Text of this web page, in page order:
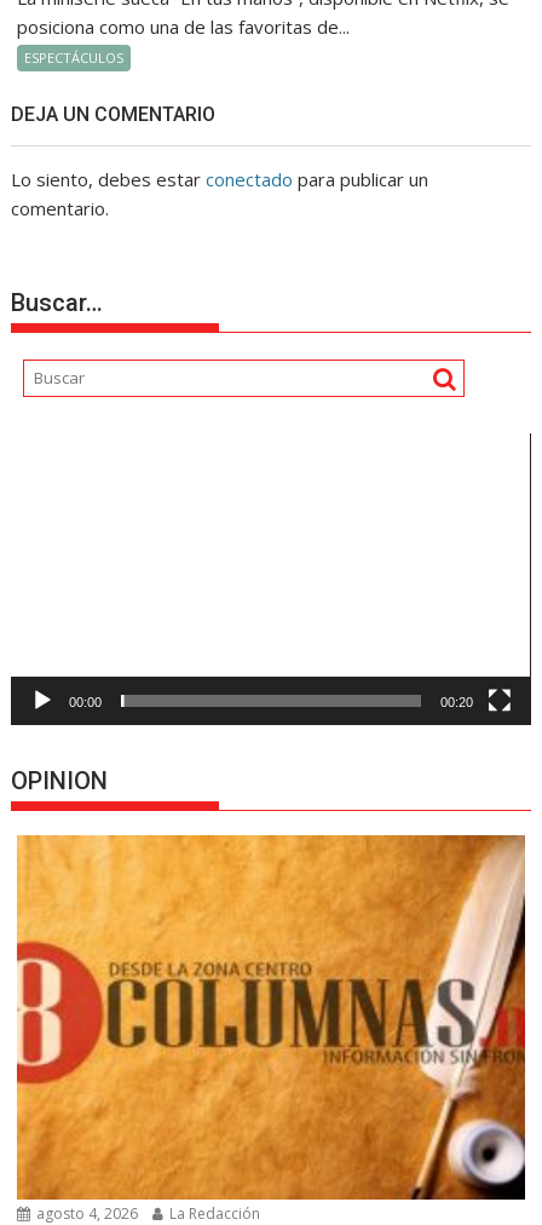
posiciona como una de las favoritas de...
ESPECTÁCULOS
DEJA UN COMENTARIO
Lo siento, debes estarconectado para publicar un
comentario.
Buscar…
00:00 00:20
OPINION
agosto 4, 2026 La Redacción